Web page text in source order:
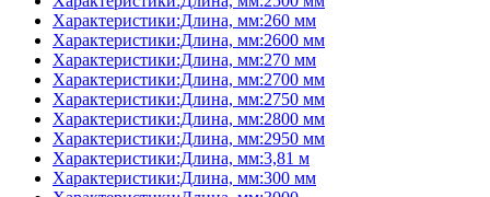
Характеристики:Длина, мм:260 мм
Характеристики:Длина, мм:2600 мм
Характеристики:Длина, мм:270 мм
Характеристики:Длина, мм:2700 мм
Характеристики:Длина, мм:2750 мм
Характеристики:Длина, мм:2800 мм
Характеристики:Длина, мм:2950 мм
Характеристики:Длина, мм:3,81 м
Характеристики:Длина, мм:300 мм